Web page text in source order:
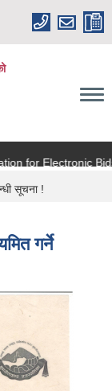
for Electronic Bids
सूचना !
गर्ने